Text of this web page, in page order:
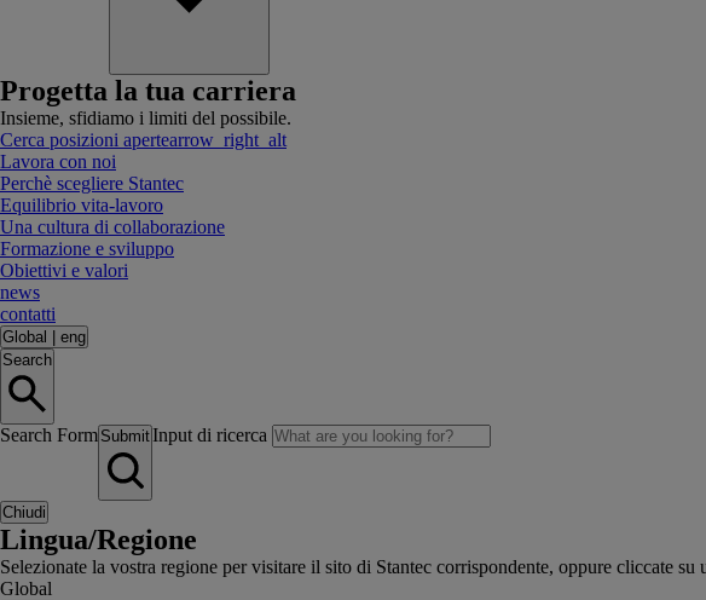
Progetta la tua carriera
Insieme, sfidiamo i limiti del possibile.
Cerca posizioni apertearrow_right_alt
Lavora con noi
Perchè scegliere Stantec
Equilibrio vita-lavoro
Una cultura di collaborazione
Formazione e sviluppo
Obiettivi e valori
news
contatti
Global
eng
Search
Search Form SubmitInput di ricerca
Chiudi
Lingua/Regione
Selezionate la vostra regione per visitare il sito di Stantec corrispondente, oppure cliccate
Global